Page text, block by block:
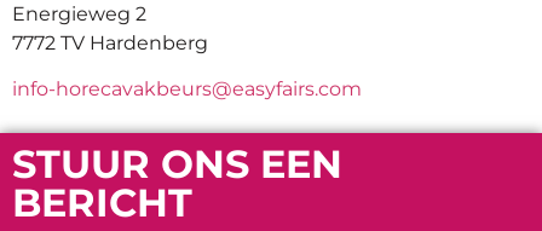
Energieweg 2
7772 TV Hardenberg
info-horecavakbeurs@easyfairs.com
STUUR ONS EEN
BERICHT